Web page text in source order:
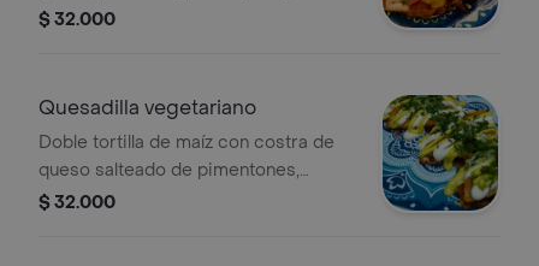
personal.
$ 32.000
Quesadilla vegetariano
Doble tortilla de maíz con costra de
queso salteado de pimentones,
champiñones, maíz, guacamole, frijol
$ 32.000